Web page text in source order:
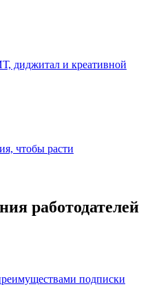
диджитал и креативной
чтобы расти
работодателей
подписки